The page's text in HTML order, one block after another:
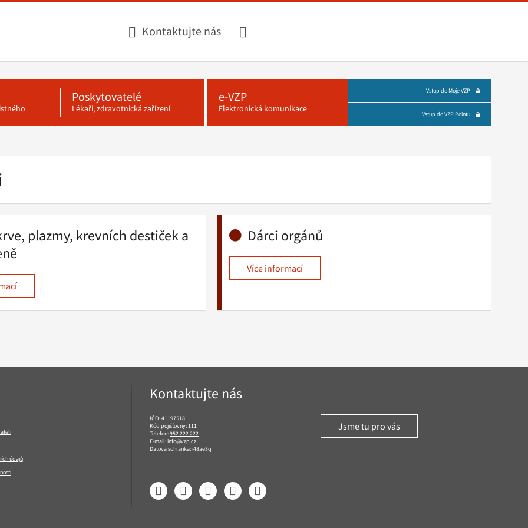
Kontaktujte nás
Poskytovatelé
Lékaři, zdravotnická zařízení
e-VZP
Elektronická komunikace
Vstup do Moje VZP
Vstup do VZP Pointu
plazmy, krevních destiček a
Dárci orgánů
Více informací
údajů
Kontaktujte nás
IČO: 41197518
Kód pojišťovny: 111
Telefon:952 222 222
E-mail:info@vzp.cz
Datová schránka: i48ae3q
Jsme tu pro vás
FacebookLinkedIn YouTube InstagramTwitter